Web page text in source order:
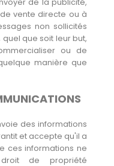
de la publicité,
vente directe ou à
non sollicités
que soit leur but,
ou de
manière que
des informations
et accepte qu'il a
ces informations ne
de propriété